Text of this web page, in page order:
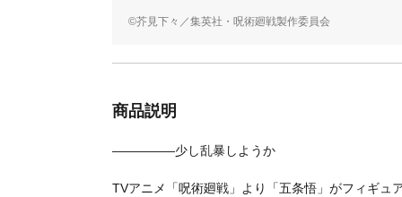
©芥見下々／集英社・呪術廻戦製作委員会
商品説明
―――――少し乱暴しようか
TVアニメ「呪術廻戦」より「五条悟」がフィギュ